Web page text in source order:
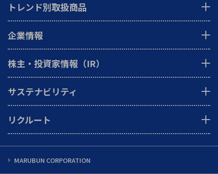
トレンド別取扱商品
企業情報
株主・投資家情報（IR）
サステナビリティ
リクルート
MARUBUN CORPORATION